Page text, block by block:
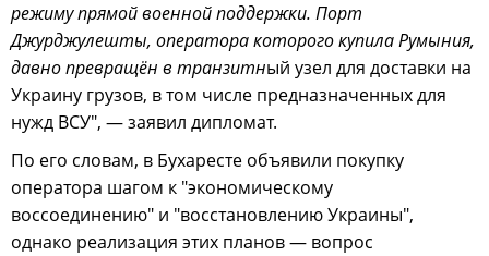
режиму прямой военной поддержки. Порт
Джурджулешты, оператора которого купила Румыния,
давно превращён в транзитный узел для доставки на
Украину грузов, в том числе предназначенных для
нужд ВСУ", — заявил дипломат.
По его словам, в Бухаресте объявили покупку
оператора шагом к "экономическому
воссоединению" и "восстановлению Украины",
однако реализация этих планов — вопрос